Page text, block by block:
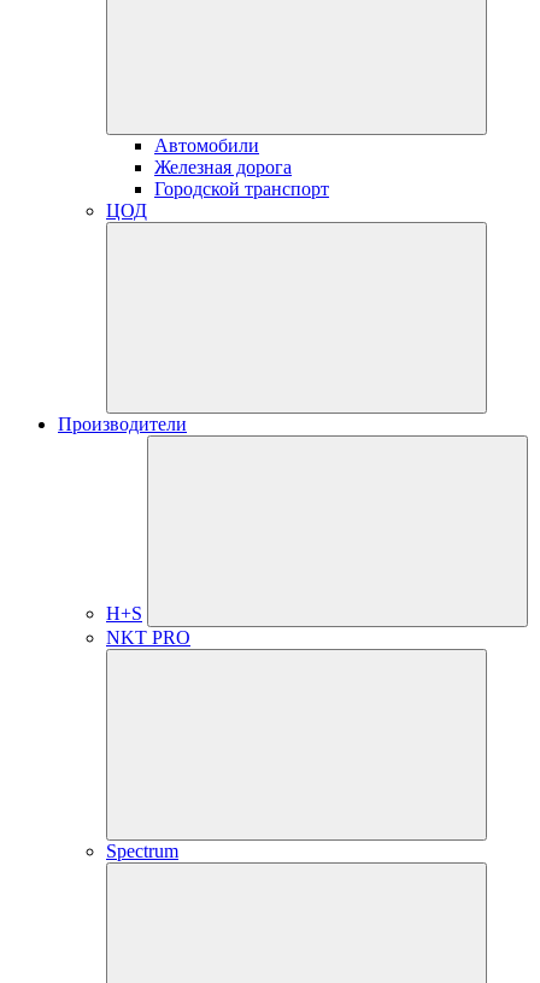
Автомобили
Железная дорога
Городской транспорт
ЦОД
Производители
H+S
NKT PRO
Spectrum